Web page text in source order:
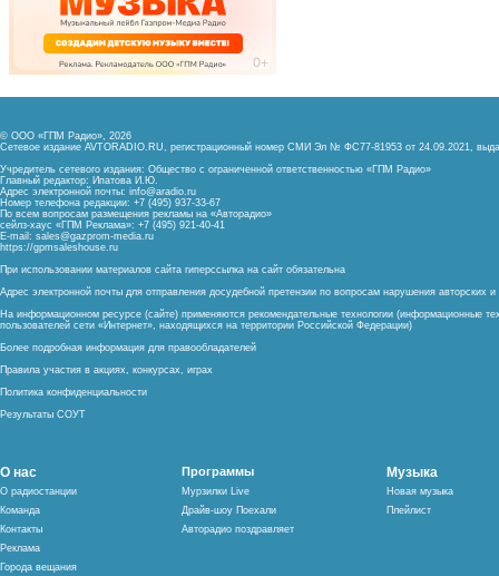
© ООО «ГПМ Радио», 2026
Сетевое издание AVTORADIO.RU, регистрационный номер СМИ Эл № ФС77-81953 от 24.09.2021,
Учредитель сетевого издания: Общество с ограниченной ответственностью «ГПМ Радио»
Главный редактор: Ипатова И.Ю.
Адрес электронной почты: info@aradio.ru
Номер телефона редакции: +7 (495) 937-33-67
По всем вопросам размещения рекламы на «Авторадио»
сейлз-хаус «ГПМ Реклама»: +7 (495) 921-40-41
E-mail: sales@gazprom-media.ru
https://gpmsaleshouse.ru
При использовании материалов сайта гиперссылка на сайт обязательна
Адрес электронной почты для отправления досудебной претензии по вопросам нарушения авторских
На информационном ресурсе (сайте) применяются рекомендательные технологии (информационные
пользователей сети «Интернет», находящихся на территории Российской Федерации)
Более подробная информация для правообладателей
Правила участия в акциях, конкурсах, играх
Политика конфиденциальности
Результаты СОУТ
О нас
О радиостанции
Команда
Контакты
Реклама
Города вещания
Программы
Мурзилки Live
Драйв-шоу Поехали
Авторадио поздравляет
Музыка
Новая музыка
Плейлист